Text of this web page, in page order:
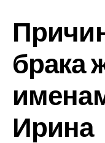
брака
Ирина